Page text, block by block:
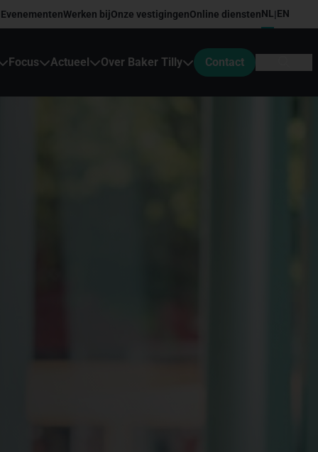
EvenementenWerken bijOnze vestigingenOnline dienstenNL|EN
Focus Actueel Over Baker Tilly Contact